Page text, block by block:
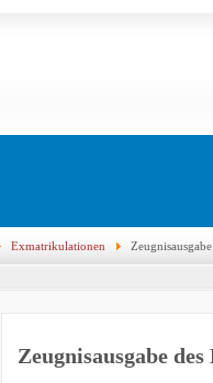
Exmatrikulationen
Zeugnisausgabe